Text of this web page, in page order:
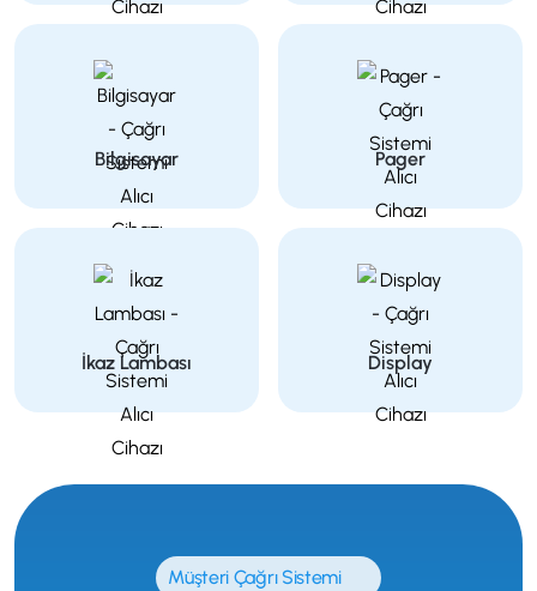
Bilgisayar Pager
İkaz Lambası Display
Müşteri Çağrı Sistemi